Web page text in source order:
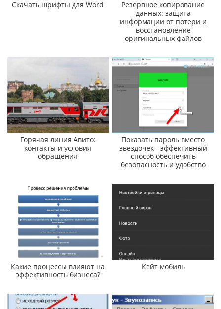
Скачать шрифты для Word
Резервное копирование
данных: защита
информации от потери и
восстановление
оригинальных файлов
Горячая линия Авито:
контакты и условия
обращения
Показать пароль вместо
звездочек - эффективный
способ обеспечить
безопасность и удобство
Какие процессы влияют на
эффективность бизнеса?
Кейт мобиль